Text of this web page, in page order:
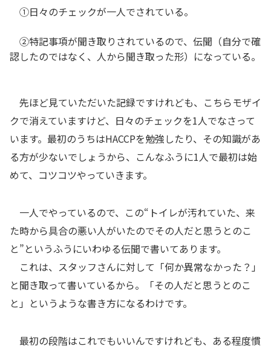
①日々のチェックが一人でされている。
②特記事項が聞き取りされているので、伝聞（自分で確
認したのではなく、人から聞き取った形）になっている。
先ほど見ていただいた記録ですけれども、こちらモザイ
クで消えていますけど、日々のチェックを1人でなさって
います。最初のうちはHACCPを勉強したり、その知識があ
る方が少ないでしょうから、こんなふうに1人で最初は始
めて、コツコツやっていきます。
一人でやっているので、この“トイレが汚れていた、来
た時から具合の悪い人がいたのでその人だと思うとのこ
と”というふうにいわゆる伝聞で書いてあります。
これは、スタッフさんに対して「何か異常なかった？」
と聞き取って書いているから。「その人だと思うとのこ
と」というような書き方になるわけです。
最初の段階はこれでもいいんですけれども、ある程度慣